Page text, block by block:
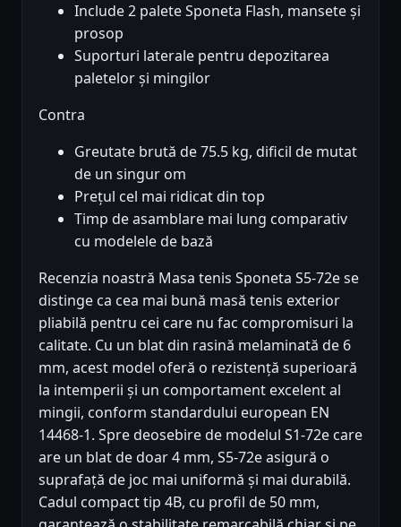
Include 2 palete Sponeta Flash, mansete și
prosop
Suporturi laterale pentru depozitarea
paletelor și mingilor
Contra
Greutate brută de 75.5 kg, dificil de mutat
de un singur om
Prețul cel mai ridicat din top
Timp de asamblare mai lung comparativ
cu modelele de bază
Recenzia noastră Masa tenis Sponeta S5-72e se
distinge ca cea mai bună masă tenis exterior
pliabilă pentru cei care nu fac compromisuri la
calitate. Cu un blat din rasină melaminată de 6
mm, acest model oferă o rezistență superioară
la intemperii și un comportament excelent al
mingii, conform standardului european EN
14468-1. Spre deosebire de modelul S1-72e care
are un blat de doar 4 mm, S5-72e asigură o
suprafață de joc mai uniformă și mai durabilă.
Cadul compact tip 4B, cu profil de 50 mm,